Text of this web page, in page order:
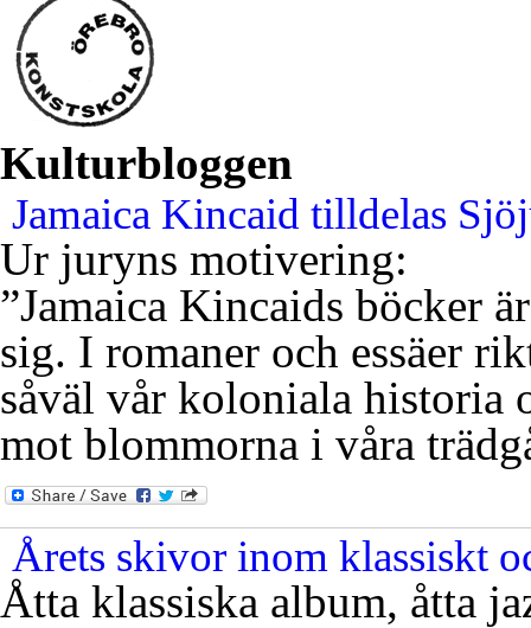
Kulturbloggen
Jamaica Kincaid tilldelas
Ur juryns motivering:
”Jamaica Kincaids böcker
sig. I romaner och essäer
såväl vår koloniala historia
mot blommorna i våra
Årets skivor inom klassiskt
Åtta klassiska album, åtta